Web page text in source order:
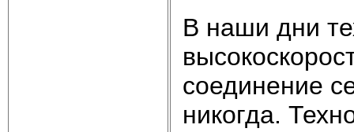
В наши дни
соединение
никогда.